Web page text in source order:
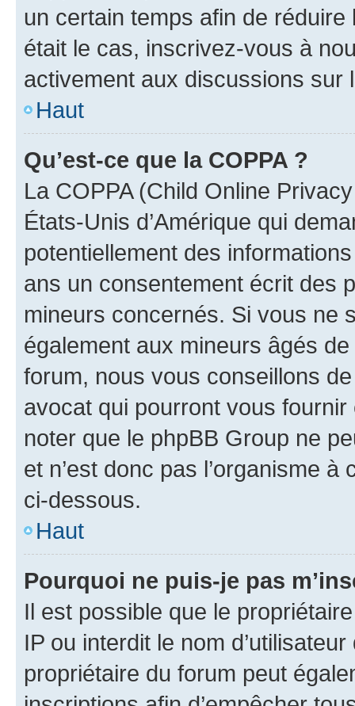
un certain temps afin de
était le cas, inscrivez-vous à
activement aux discussions sur
Haut
Qu’est-ce que la COPPA ?
La COPPA (Child Online
États-Unis d’Amérique qui
potentiellement des
ans un consentement écrit des
mineurs concernés. Si vous ne
également aux mineurs âgés
forum, nous vous conseillons
avocat qui pourront vous
noter que le phpBB Group ne
et n’est donc pas l’organisme
ci-dessous.
Haut
Pourquoi ne puis-je pas
Il est possible que le
IP ou interdit le nom
propriétaire du forum peut